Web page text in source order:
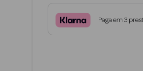
Paga em 3